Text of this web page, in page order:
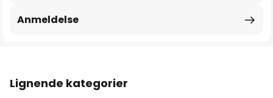
Anmeldelse
Lignende kategorier